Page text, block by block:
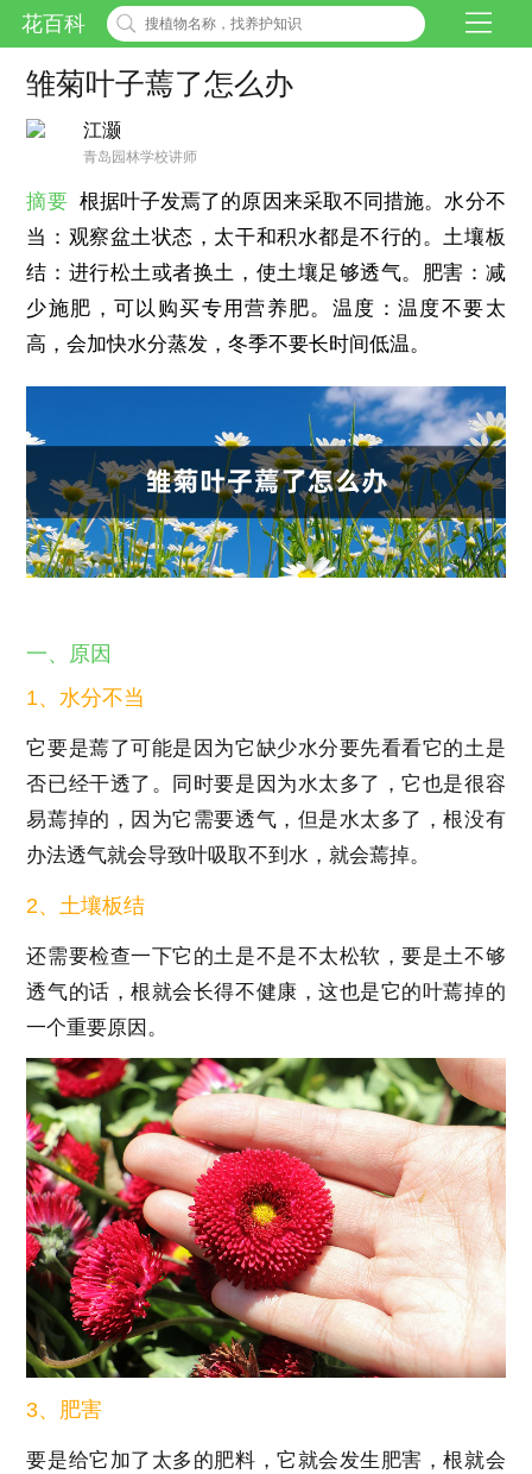
花百科
雏菊叶子蔫了怎么办
江灏
青岛园林学校讲师
摘要 根据叶子发焉了的原因来采取不同措施。水分不
当：观察盆土状态，太干和积水都是不行的。土壤板
结：进行松土或者换土，使土壤足够透气。肥害：减
少施肥，可以购买专用营养肥。温度：温度不要太
高，会加快水分蒸发，冬季不要长时间低温。
一、原因
1、水分不当
它要是蔫了可能是因为它缺少水分要先看看它的土是
否已经干透了。同时要是因为水太多了，它也是很容
易蔫掉的，因为它需要透气，但是水太多了，根没有
办法透气就会导致叶吸取不到水，就会蔫掉。
2、土壤板结
还需要检查一下它的土是不是不太松软，要是土不够
透气的话，根就会长得不健康，这也是它的叶蔫掉的
一个重要原因。
3、肥害
要是给它加了太多的肥料，它就会发生肥害，根就会